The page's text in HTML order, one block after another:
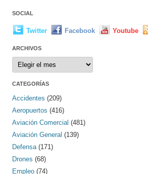
SOCIAL
Twitter Facebook Youtube
ARCHIVOS
Archivos
CATEGORÍAS
Accidentes (209)
Aeropuertos (416)
Aviación Comercial (481)
Aviación General (139)
Defensa (171)
Drones (68)
Empleo (74)